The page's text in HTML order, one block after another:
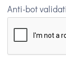
Anti-bot